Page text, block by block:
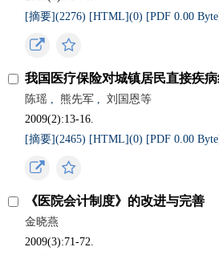
[摘要](2276) [HTML](0) [PDF 0.00
我国医疗保险对城镇居民直接疾
陈瑶 , 熊先军 ,
刘国恩等
2009(2):13-16.
[摘要](2465) [HTML](0) [PDF 0.00
《医院会计制度》的改进与完善
金晓燕
2009(3):71-72.